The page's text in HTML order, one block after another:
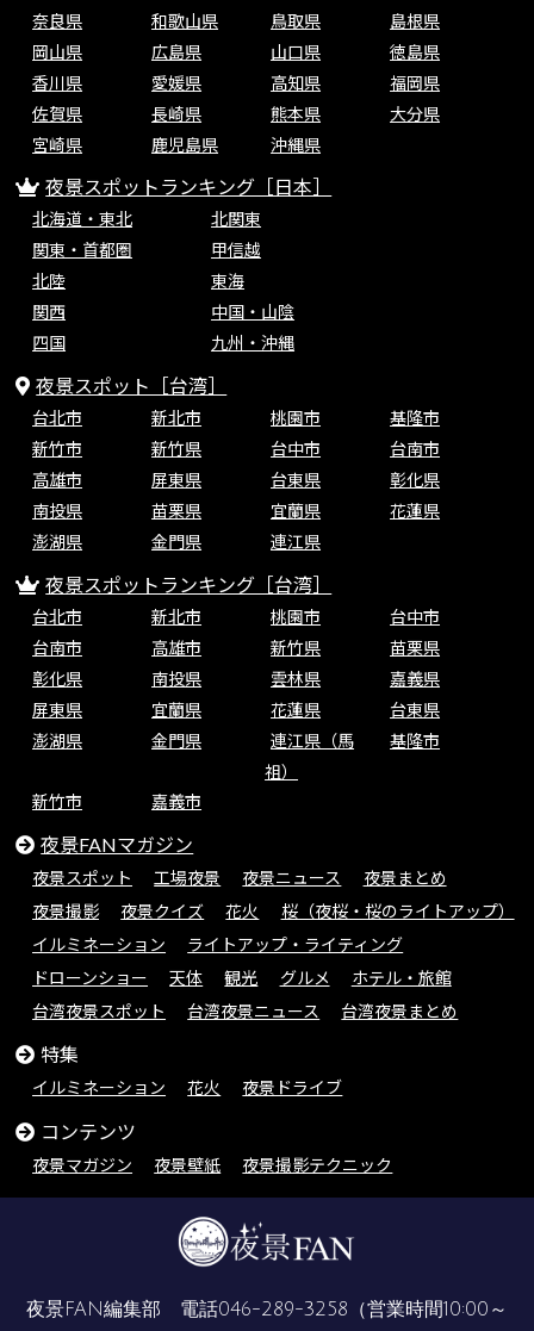
奈良県
和歌山県 鳥取県
島根県
岡山県
広島県 山口県
徳島県
香川県
愛媛県 高知県
福岡県
佐賀県
長崎県 熊本県
大分県
宮崎県
鹿児島県 沖縄県
夜景スポットランキング［日本］
北海道・東北
北関東
関東・首都圏
甲信越
北陸
東海
関西
中国・山陰
四国
九州・沖縄
夜景スポット［台湾］
台北市 新北市 桃園市
基隆市
新竹市
新竹県 台中市
台南市
高雄市
屏東県 台東県
彰化県
南投県
苗栗県 宜蘭県
花蓮県
澎湖県
金門県 連江県
夜景スポットランキング［台湾］
台北市 新北市 桃園市
台中市
台南市
高雄市 新竹県
苗栗県
彰化県
南投県 雲林県
嘉義県
屏東県
宜蘭県 花蓮県
台東県
澎湖県
金門県
連江県（馬
祖）
基隆市
新竹市 嘉義市
夜景FANマガジン
夜景スポット 工場夜景 夜景ニュース
夜景まとめ
夜景撮影
夜景クイズ 花火
桜（夜桜・桜のライトアップ）
イルミネーション
ライトアップ・ライティング
ドローンショー
天体 観光 グルメ
ホテル・旅館
台湾夜景スポット
台湾夜景ニュース 台湾夜景まとめ
特集
イルミネーション 花火 夜景ドライブ
コンテンツ
夜景マガジン 夜景壁紙 夜景撮影テクニック
夜景FAN編集部 電話046-289-3258 （営業時間10:00～